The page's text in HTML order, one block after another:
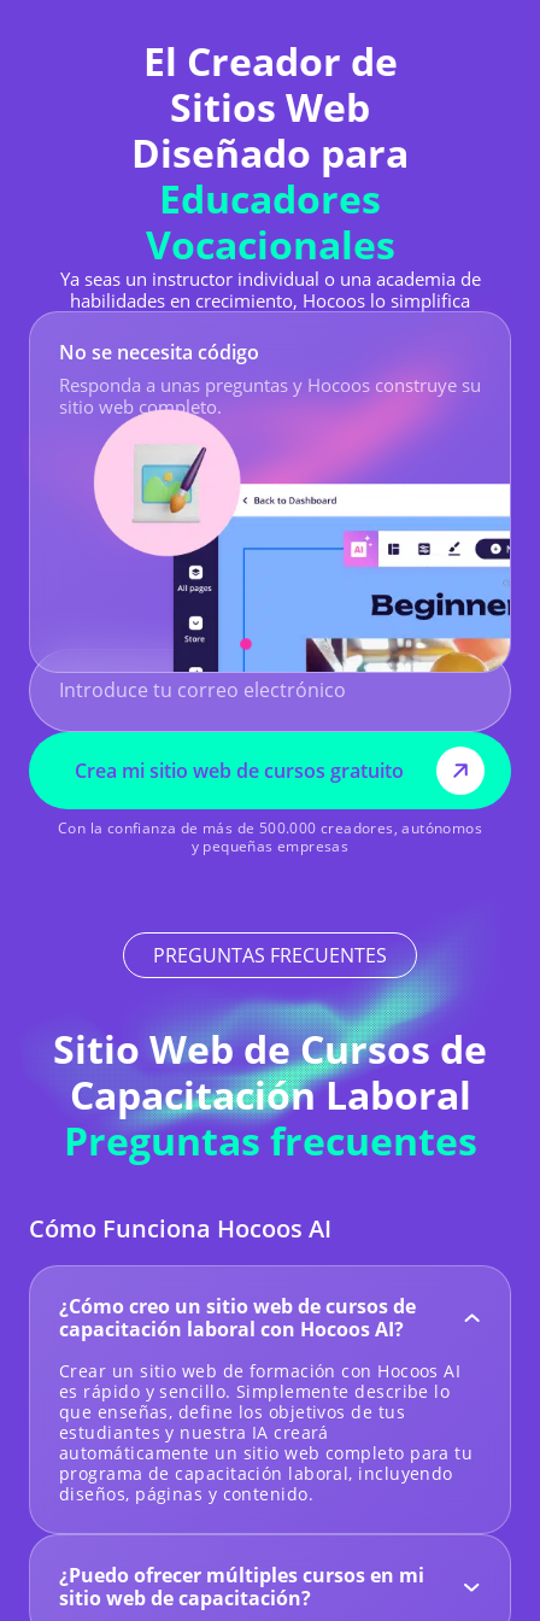
El Creador de
Sitios Web
Diseñado para
Educadores
Vocacionales
Ya seas un instructor individual o una academia de
habilidades en crecimiento, Hocoos lo simplifica
No se necesita código
Responda a unas preguntas y Hocoos construye su
sitio web completo.
Crea mi sitio web de cursos gratuito
Con la confianza de más de 500.000 creadores, autónomos
y pequeñas empresas
PREGUNTAS FRECUENTES
Sitio Web de Cursos de
Capacitación Laboral
Preguntas frecuentes
Cómo Funciona Hocoos AI
¿Cómo creo un sitio web de cursos de
capacitación laboral con Hocoos AI?
Crear un sitio web de formación con Hocoos AI
es rápido y sencillo. Simplemente describe lo
que enseñas, define los objetivos de tus
estudiantes y nuestra IA creará
automáticamente un sitio web completo para tu
programa de capacitación laboral, incluyendo
diseños, páginas y contenido.
¿Puedo ofrecer múltiples cursos en mi
sitio web de capacitación?